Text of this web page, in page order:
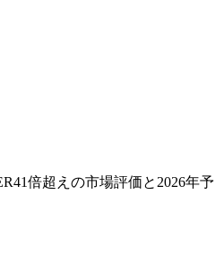
倍超えの市場評価と2026年予